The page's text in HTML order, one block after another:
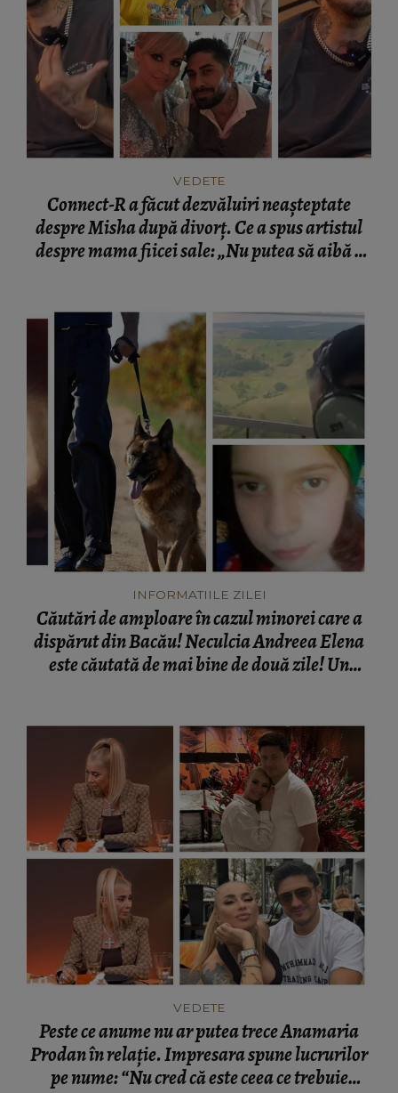
VEDETE
Connect-R a făcut dezvăluiri neașteptate
despre Misha după divorț. Ce a spus artistul
despre mama fiicei sale: „Nu putea să aibă o
INFORMATIILE ZILEI
Căutări de amploare în cazul minorei care a
dispărut din Bacău! Neculcia Andreea Elena
este căutată de mai bine de două zile! Un
VEDETE
Peste ce anume nu ar putea trece Anamaria
Prodan în relație. Impresara spune lucrurilor
pe nume: “Nu cred că este ceea ce trebuie